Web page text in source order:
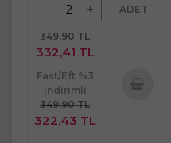
- + ADET
349,90 TL
332,41 TL
Fast/Eft %3
indirimli
349,90 TL
322,43 TL